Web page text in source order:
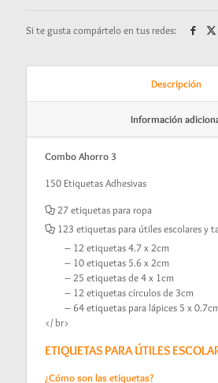
Si te gusta compártelo en tus redes:
Descripción
Información
Combo Ahorro 3
150 Etiquetas Adhesivas
27 etiquetas para ropa
123 etiquetas para útiles escolares y
– 12 etiquetas 4.7 x 2cm
– 10 etiquetas 5.6 x 2cm
– 25 etiquetas de 4 x 1cm
– 12 etiquetas círculos de 3cm
– 64 etiquetas para lápices 5 x
</ br>
ETIQUETAS PARA ÚTILES
¿Cómo son las etiquetas?